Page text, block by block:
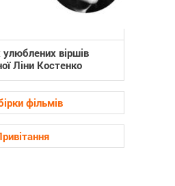
віршів
Ліни Костенко
фільмів